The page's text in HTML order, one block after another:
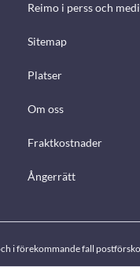
Reimo i perss och
Sitemap
Platser
Om oss
Fraktkostnader
Ångerrätt
i förekommande fall